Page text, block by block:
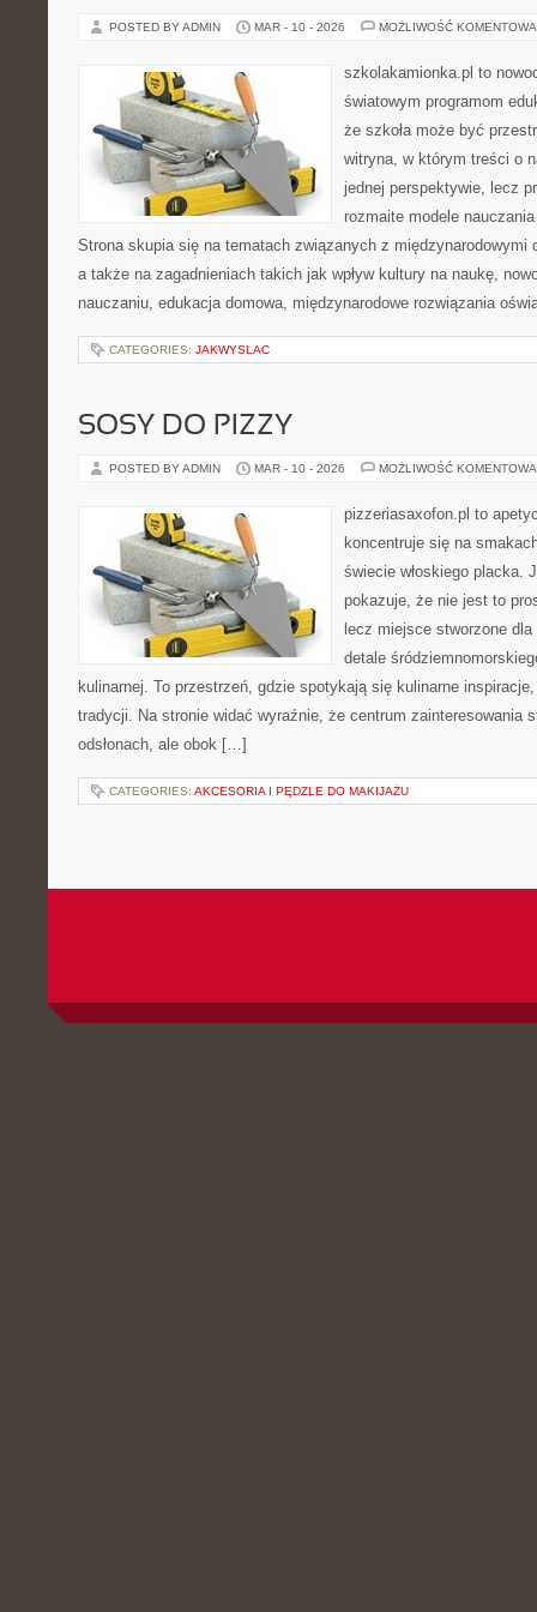
POSTED BY ADMIN MAR - 10 - 2026 MOŻLIWOŚĆ
szkolakamionka.pl to
światowym programom
że szkoła może być
witryna, w którym treści o
jednej perspektywie, lecz
rozmaite modele
Strona skupia się na tematach związanych z międzynarodowymi
a także na zagadnieniach takich jak wpływ kultury na naukę,
nauczaniu, edukacja domowa, międzynarodowe rozwiązania
CATEGORIES: JAKWYSLAC
SOSY DO PIZZY
POSTED BY ADMIN MAR - 10 - 2026 MOŻLIWOŚĆ
pizzeriasaxofon.pl to
koncentruje się na
świecie włoskiego placka.
pokazuje, że nie jest to
lecz miejsce stworzone
detale
kulinarnej. To przestrzeń, gdzie spotykają się kulinarne
tradycji. Na stronie widać wyraźnie, że centrum zainteresowania
odsłonach, ale obok […]
CATEGORIES: AKCESORIA I PĘDZLE DO MAKIJAŻU